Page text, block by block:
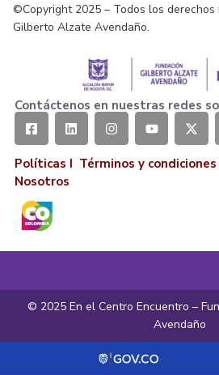
©Copyright 2025 – Todos los derechos
Gilberto Alzate Avendaño.
Contáctenos en nuestras redes
Políticas I Términos y condiciones
Nosotros
© 2025 En el Centro Encuentro –
Avendaño